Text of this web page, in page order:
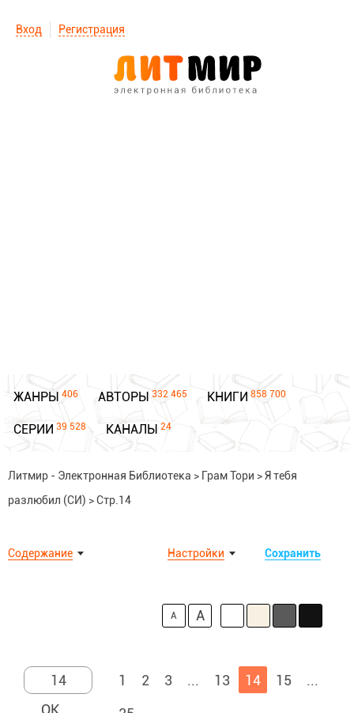
Вход Регистрация
ЖАНРЫ 406 АВТОРЫ 332 465 КНИГИ 858 700
СЕРИИ 39 528 КАНАЛЫ 24
Литмир - Электронная Библиотека > Грам Тори >Я тебя
разлюбил (СИ) >Стр.14
Содержание Сохранить
Настройки
A A
1 2 3 ... 13 14 15
...